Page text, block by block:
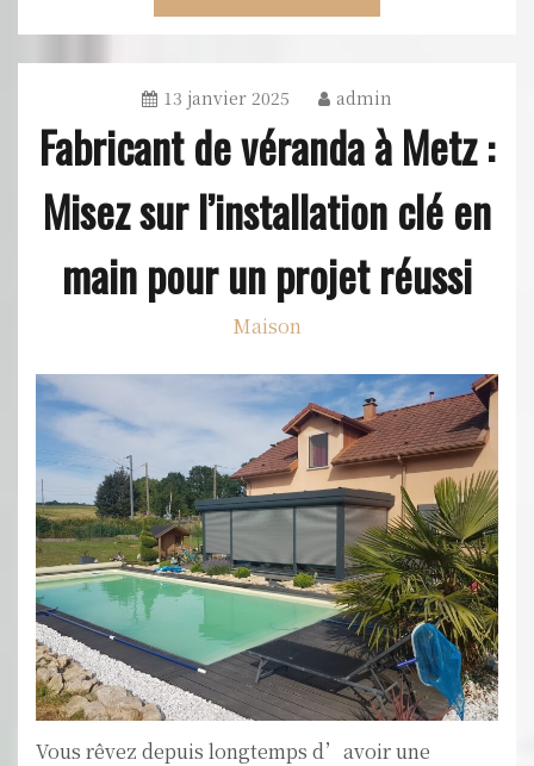
13 janvier 2025 admin
Fabricant de véranda à Metz :
Misez sur l’installation clé en
main pour un projet réussi
Maison
Vous rêvez depuis longtemps d’avoir une